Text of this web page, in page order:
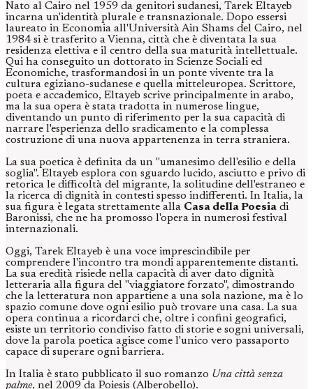
Nato al Cairo nel 1959 da genitori sudanesi, Tarek Eltayeb
incarna un'identità plurale e transnazionale. Dopo essersi
laureato in Economia all'Università Ain Shams del Cairo, nel
1984 si è trasferito a Vienna, città che è diventata la sua
residenza elettiva e il centro della sua maturità intellettuale.
Qui ha conseguito un dottorato in Scienze Sociali ed
Economiche, trasformandosi in un ponte vivente tra la
cultura egiziano-sudanese e quella mitteleuropea. Scrittore,
poeta e accademico, Eltayeb scrive principalmente in arabo,
ma la sua opera è stata tradotta in numerose lingue,
diventando un punto di riferimento per la sua capacità di
narrare l'esperienza dello sradicamento e la complessa
costruzione di una nuova appartenenza in terra straniera.
La sua poetica è definita da un "umanesimo dell'esilio e della
soglia". Eltayeb esplora con sguardo lucido, asciutto e privo di
retorica le difficoltà del migrante, la solitudine dell'estraneo e
la ricerca di dignità in contesti spesso indifferenti. In Italia, la
sua figura è legata strettamente alla Casa della Poesia di
Baronissi, che ne ha promosso l'opera in numerosi festival
internazionali.
Oggi, Tarek Eltayeb è una voce imprescindibile per
comprendere l'incontro tra mondi apparentemente distanti.
La sua eredità risiede nella capacità di aver dato dignità
letteraria alla figura del "viaggiatore forzato", dimostrando
che la letteratura non appartiene a una sola nazione, ma è lo
spazio comune dove ogni esilio può trovare una casa. La sua
opera continua a ricordarci che, oltre i confini geografici,
esiste un territorio condiviso fatto di storie e sogni universali,
dove la parola poetica agisce come l'unico vero passaporto
capace di superare ogni barriera.
In Italia è stato pubblicato il suo romanzo Una città senza
palme, nel 2009 da Poiesis (Alberobello).